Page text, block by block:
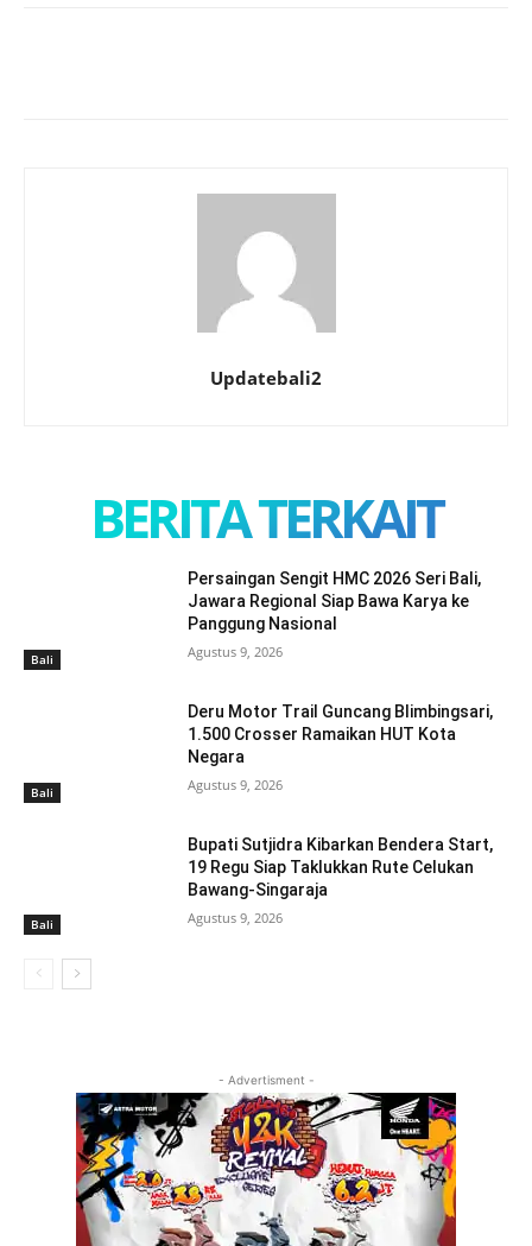
Updatebali2
BERITA TERKAIT
Bali
Persaingan Sengit HMC 2026 Seri Bali,
Jawara Regional Siap Bawa Karya ke
Panggung Nasional
Agustus 9, 2026
Bali
Deru Motor Trail Guncang Blimbingsari,
1.500 Crosser Ramaikan HUT Kota
Negara
Agustus 9, 2026
Bali
Bupati Sutjidra Kibarkan Bendera Start,
19 Regu Siap Taklukkan Rute Celukan
Bawang-Singaraja
Agustus 9, 2026
- Advertisment -